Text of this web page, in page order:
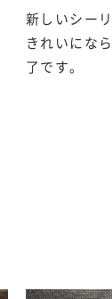
新しいシー
きれいにな
了です。